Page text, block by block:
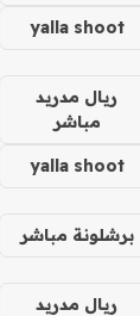
yalla shoot
ريال مدريد
مباشر
yalla shoot
برشلونة مباشر
ريال مدريد